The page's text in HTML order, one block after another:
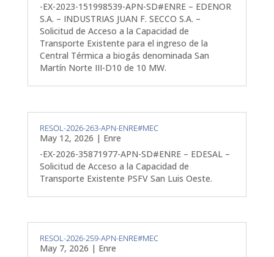
-EX-2023-151998539-APN-SD#ENRE – EDENOR
S.A. – INDUSTRIAS JUAN F. SECCO S.A. –
Solicitud de Acceso a la Capacidad de
Transporte Existente para el ingreso de la
Central Térmica a biogás denominada San
Martín Norte III-D10 de 10 MW.
RESOL-2026-263-APN-ENRE#MEC
May 12, 2026 | Enre
-EX-2026-35871977-APN-SD#ENRE – EDESAL –
Solicitud de Acceso a la Capacidad de
Transporte Existente PSFV San Luis Oeste.
RESOL-2026-259-APN-ENRE#MEC
May 7, 2026 | Enre